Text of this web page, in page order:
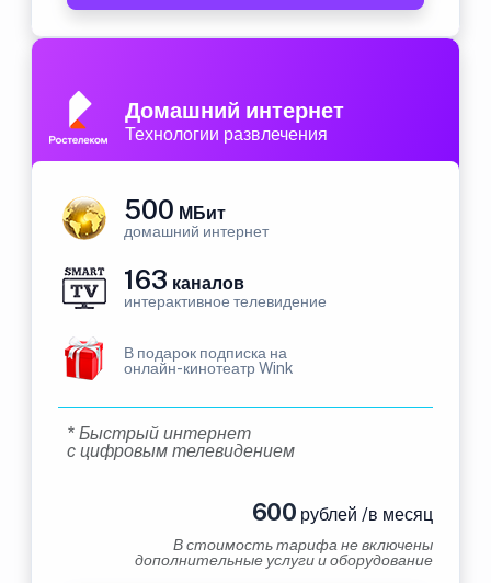
Домашний интернет
Технологии развлечения
500 МБит
домашний интернет
163 каналов
интерактивное телевидение
В подарок подписка на
онлайн-кинотеатр Wink
* Быстрый интернет
с цифровым телевидением
600 рублей /в месяц
В стоимость тарифа не включены
дополнительные услуги и оборудование